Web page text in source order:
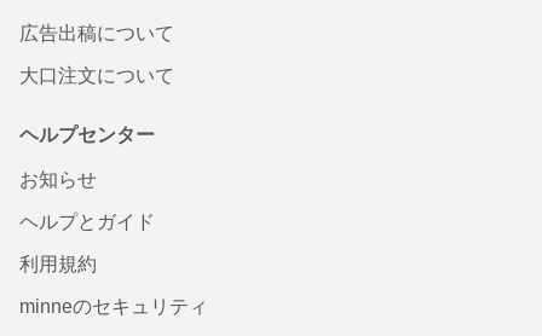
広告出稿について
大口注文について
ヘルプセンター
お知らせ
ヘルプとガイド
利用規約
minneのセキュリティ